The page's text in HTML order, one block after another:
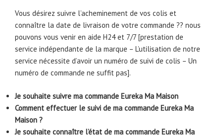
Vous désirez suivre l’acheminement de vos colis et
connaître la date de livraison de votre commande ?? nous
pouvons vous venir en aide H24 et 7/7 [prestation de
service indépendante de la marque – L’utilisation de notre
service nécessite d’avoir un numéro de suivi de colis – Un
numéro de commande ne suffit pas].
Je souhaite suivre ma commande Eureka Ma Maison
Comment effectuer le suivi de ma commande Eureka Ma
Maison ?
Je souhaite connaître l’état de ma commande Eureka Ma